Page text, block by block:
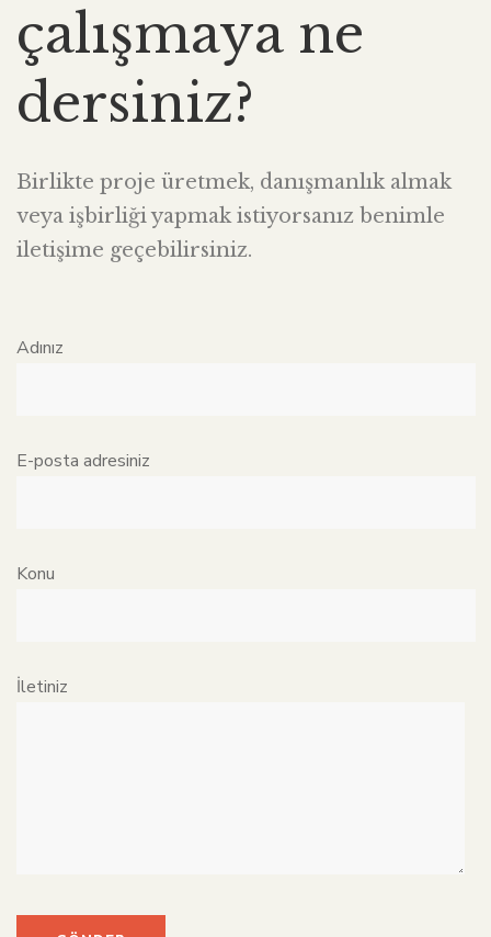
çalışmaya ne
dersiniz?
Birlikte proje üretmek, danışmanlık almak
veya işbirliği yapmak istiyorsanız benimle
iletişime geçebilirsiniz.
Adınız
E-posta adresiniz
Konu
İletiniz